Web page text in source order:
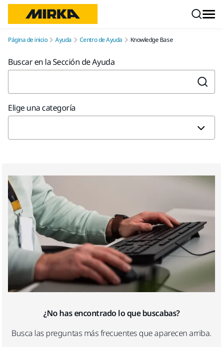
Página de inicio Ayuda Centro de Ayuda Knowledge Base
Buscar en la Sección de Ayuda
Elige una categoría
¿No has encontrado lo que buscabas?
Busca las preguntas más frecuentes que aparecen arriba.